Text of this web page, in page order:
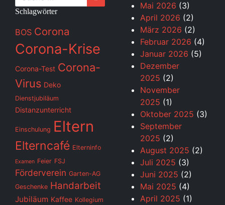
Schlagwörter
BOS Corona
Corona-Krise
Corona-Test Corona-
Virus Deko
Dienstjubiläum
Distanzunterricht
Einschulung Eltern
Elterncafé Elterninfo
Examen Feier FSJ
Förderverein Garten-AG
Geschenke Handarbeit
Jubiläum Kaffee Kollegium
Mai 2026 (3)
April 2026 (2)
März 2026 (2)
Februar 2026 (4)
Januar 2026 (5)
Dezember
2025 (2)
November
2025 (1)
Oktober 2025 (3)
September
2025 (2)
August 2025 (2)
Juli 2025 (3)
Juni 2025 (2)
Mai 2025 (4)
April 2025 (1)